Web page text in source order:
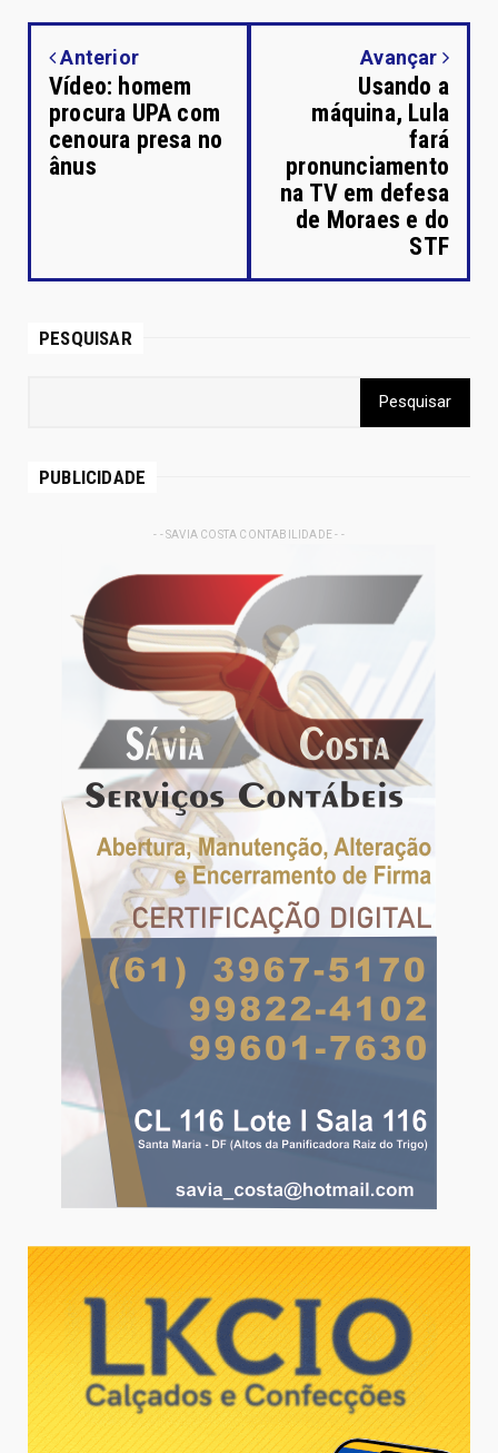
Anterior
Vídeo: homem
procura UPA com
cenoura presa no
ânus
Avançar
Usando a
máquina, Lula
fará
pronunciamento
na TV em defesa
de Moraes e do
STF
PESQUISAR
PUBLICIDADE
- - SAVIA COSTA CONTABILIDADE - -